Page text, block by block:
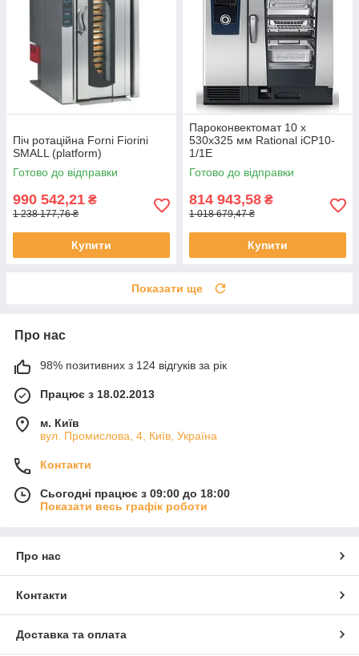
Піч ротаційна Forni Fiorini
SMALL (platform)
Готово до відправки
990 542,21 ₴
1 238 177,76 ₴
Купити
Пароконвектомат 10 х
530х325 мм Rational iCP10-
1/1E
Готово до відправки
814 943,58 ₴
1 018 679,47 ₴
Купити
Показати ще
Про нас
98% позитивних з 124 відгуків за рік
Працює з 18.02.2013
м. Київ
вул. Промислова, 4, Київ, Україна
Контакти
Сьогодні працює з 09:00 до 18:00
Показати весь графік роботи
Про нас
Контакти
Доставка та оплата